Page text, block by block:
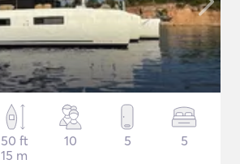
50 ft
15 m
10 5 5